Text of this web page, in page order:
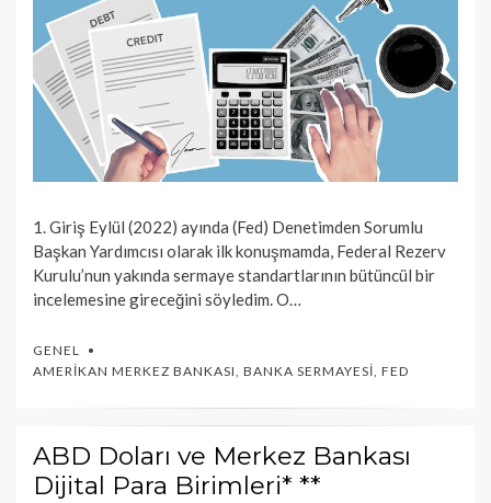
1. Giriş Eylül (2022) ayında (Fed) Denetimden Sorumlu
Başkan Yardımcısı olarak ilk konuşmamda, Federal Rezerv
Kurulu’nun yakında sermaye standartlarının bütüncül bir
incelemesine gireceğini söyledim. O…
GENEL
AMERIKAN MERKEZ BANKASI, BANKA SERMAYESI, FED
ABD Doları ve Merkez Bankası
Dijital Para Birimleri* **